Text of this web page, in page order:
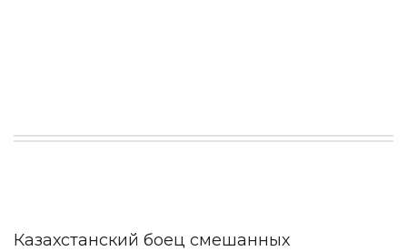
Казахстанский боец смешанных